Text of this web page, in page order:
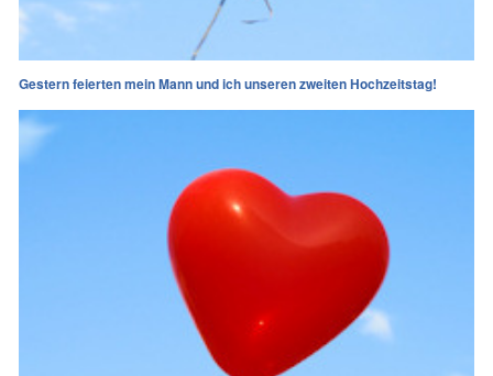
Gestern feierten mein Mann und ich unseren zweiten Hochzeitstag!